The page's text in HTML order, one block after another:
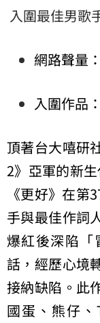
入圍最佳男歌
網路聲量
入圍作品
頂著台大嘻研
2》亞軍的新
《更好》在第
手與最佳作詞
爆紅後深陷「
話，經歷心境
接納缺陷。此
國蛋、熊仔